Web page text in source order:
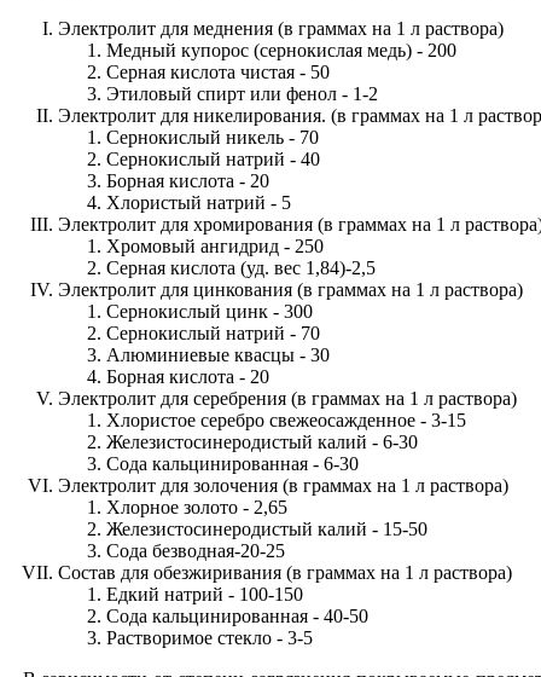
Электролит для меднения (в граммах на 1 л раствора)
Медный купорос (сернокислая медь) - 200
Серная кислота чистая - 50
Этиловый спирт или фенол - 1-2
Электролит для никелирования. (в граммах на 1 л
Сернокислый никель - 70
Сернокислый натрий - 40
Борная кислота - 20
Хлористый натрий - 5
Электролит для хромирования (в граммах на 1 л
Хромовый ангидрид - 250
Серная кислота (уд. вес 1,84)-2,5
Электролит для цинкования (в граммах на 1 л раствора)
Сернокислый цинк - 300
Сернокислый натрий - 70
Алюминиевые квасцы - 30
Борная кислота - 20
Электролит для серебрения (в граммах на 1 л раствора)
Хлористое серебро свежеосажденное - 3-15
Железистосинеродистый калий - 6-30
Сода кальцинированная - 6-30
Электролит для золочения (в граммах на 1 л раствора)
Хлорное золото - 2,65
Железистосинеродистый калий - 15-50
Сода безводная-20-25
Состав для обезжиривания (в граммах на 1 л раствора)
Едкий натрий - 100-150
Сода кальцинированная - 40-50
Растворимое стекло - 3-5